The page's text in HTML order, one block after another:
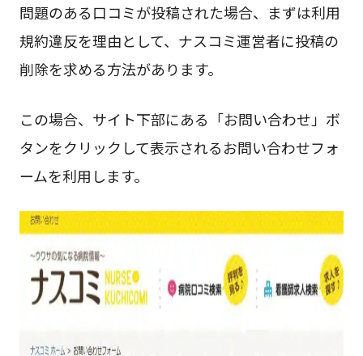
問題のある口コミが投稿された場合、まずは利用
規約違反を理由として、ナスコミ運営者に投稿の
削除を求める方法があります。
この場合、サイト下部にある「お問い合わせ」ボ
タンをクリックして表示されるお問い合わせフォ
ームを利用します。